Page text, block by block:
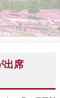
出席